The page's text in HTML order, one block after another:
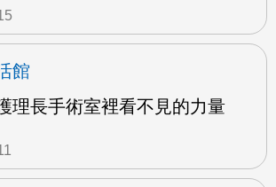
館
理長手術室裡看不見的力量